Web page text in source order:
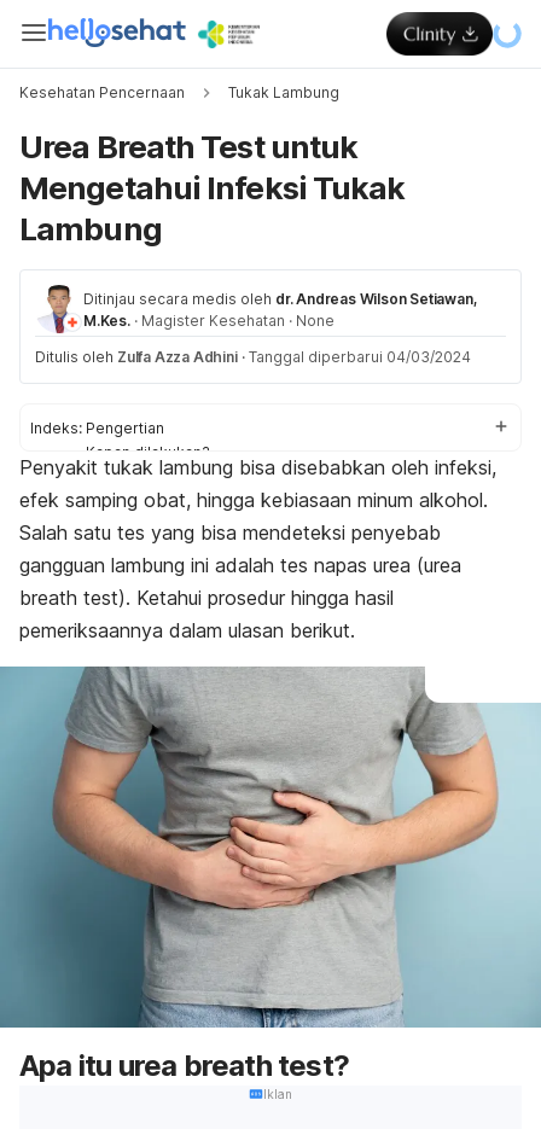
Kesehatan Pencernaan Tukak Lambung
Urea Breath Test untuk
Mengetahui Infeksi Tukak
Lambung
Ditinjau secara medis oleh dr. Andreas Wilson Setiawan,
M.Kes. · Magister Kesehatan · None
Ditulis oleh Zulfa Azza Adhini · Tanggal diperbarui 04/03/2024
Indeks: Pengertian
Kapan dilakukan?
Tahapan prosedur
Hasil
Efek samping
Penyakit tukak lambung bisa disebabkan oleh infeksi,
efek samping obat, hingga kebiasaan minum alkohol.
Salah satu tes yang bisa mendeteksi penyebab
gangguan lambung ini adalah tes napas urea (urea
breath test). Ketahui prosedur hingga hasil
pemeriksaannya dalam ulasan berikut.
Apa itu urea breath test?
Iklan